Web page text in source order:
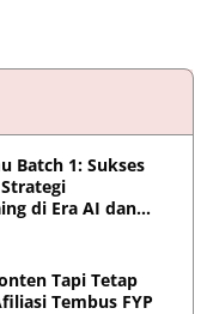
Batch 1: Sukses
di Era AI dan
Tapi Tetap
Tembus FYP